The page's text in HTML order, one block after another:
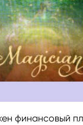
финансовый